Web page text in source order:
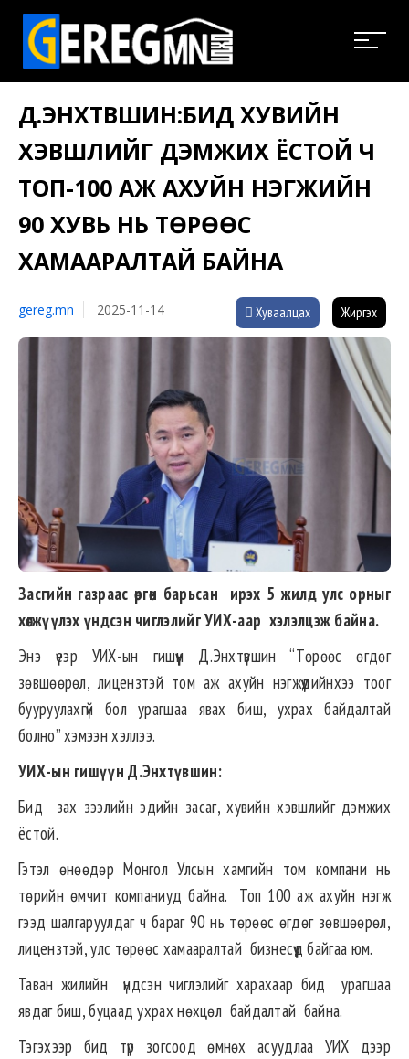
Д.ЭНХТҮВШИН:БИД ХУВИЙН
ХЭВШЛИЙГ ДЭМЖИХ ЁСТОЙ Ч
ТОП-100 АЖ АХУЙН НЭГЖИЙН
90 ХУВЬ НЬ ТӨРӨӨС
ХАМААРАЛТАЙ БАЙНА
gereg.mn 2025-11-14 Хуваалцах Жиргэх
Засгийн газраас өргөн барьсан ирэх 5 жилд улс орныг
хөгжүүлэх үндсэн чиглэлийг УИХ-аар хэлэлцэж байна.
Энэ үеэр УИХ-ын гишүүн Д.Энхтүвшин “Төрөөс өгдөг
зөвшөөрөл, лицензтэй том аж ахуйн нэгжүүдийнхээ тоог
бууруулахгүй бол урагшаа явах биш, ухрах байдалтай
болно” хэмээн хэллээ.
УИХ-ын гишүүн Д.Энхтүвшин:
Бид зах зээлийн эдийн засаг, хувийн хэвшлийг дэмжих
ёстой.
Гэтэл өнөөдөр Монгол Улсын хамгийн том компани нь
төрийн өмчит компаниуд байна. Топ 100 аж ахуйн нэгж
гээд шалгаруулдаг ч бараг 90 нь төрөөс өгдөг зөвшөөрөл,
лицензтэй, улс төрөөс хамааралтай бизнесүүд байгаа юм.
Таван жилийн үндсэн чиглэлийг харахаар бид урагшаа
явдаг биш, буцаад ухрах нөхцөл байдалтай байна.
Тэгэхээр бид түр зогсоод өмнөх асуудлаа УИХ дээр